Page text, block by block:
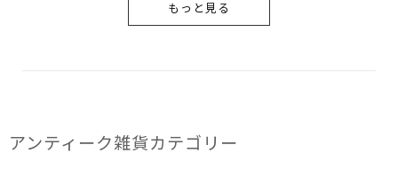
もっと見る
アンティーク雑貨カテゴリー